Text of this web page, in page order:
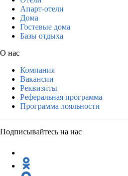
Апарт-отели
Дома
Гостевые дома
Базы отдыха
О нас
Компания
Вакансии
Реквизиты
Реферальная программа
Программа лояльности
Подписывайтесь на нас